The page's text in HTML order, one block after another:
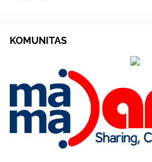
KOMUNITAS